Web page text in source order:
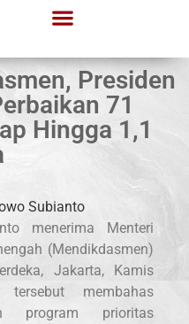
Presiden
71
Hingga 1,1
menerima Menteri
(Mendikdasmen)
Jakarta, Kamis
tersebut membahas
program prioritas